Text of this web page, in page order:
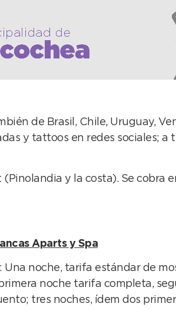
de Brasil, Chile, Uruguay,
y tattoos en redes sociales; a
(Pinolandia y la costa). Se cobra
Aparts y Spa
Una noche, tarifa estándar de
noche tarifa completa,
tres noches, ídem dos